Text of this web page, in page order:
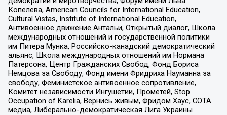
Копелева, American Councils for International Education,
Cultural Vistas, Institute of International Education,
Антивоенное движение Антальи, Открытый диалог, Школа
международных отношений и государственной политики
им Питера Мунка, Российско-канадский демократический
альянс, Школа международных отношений им Нормана
Патерсона, Центр Гражданских Свобод, Фонд Бориса
Немцова за Свободу, Фонд имени Фридриха Науманна за
свободу, Феминистское антивоенное сопротивление,
Комитет независимости Ингушетии, Прометей, Stop
Occupation of Karelia, Вернись живым, Фридом Хаус, СОТА
медиа, Либерально-демократическая Лига Украины